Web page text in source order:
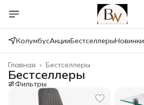
КолумбусАкцииБестселлерыНовинки
Бестселлеры
Главная ›
Бестселлеры
Фильтры